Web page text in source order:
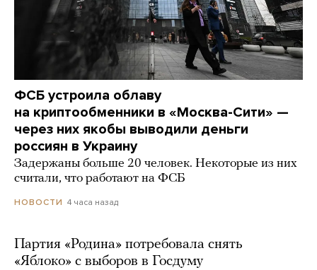
ФСБ устроила облаву
на криптообменники в «Москва-Сити» —
через них якобы выводили деньги
россиян в Украину
Задержаны больше 20 человек. Некоторые из них
считали, что работают на ФСБ
НОВОСТИ 4 часа назад
Партия «Родина» потребовала снять
«Яблоко» с выборов в Госдуму